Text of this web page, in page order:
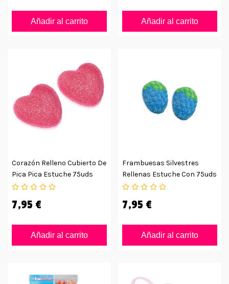
Añadir al carrito Añadir al carrito
Corazón Relleno Cubierto De
Pica Pica Estuche 75uds
7,95 €
Añadir al carrito
Frambuesas Silvestres
Rellenas Estuche Con 75uds
7,95 €
Añadir al carrito